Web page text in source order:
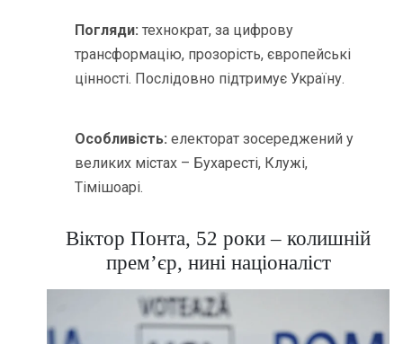
Погляди: технократ, за цифрову
трансформацію, прозорість, європейські
цінності. Послідовно підтримує Україну.
Особливість: електорат зосереджений у
великих містах – Бухаресті, Клужі,
Тімішоарі.
Віктор Понта, 52 роки – колишній
прем’єр, нині націоналіст